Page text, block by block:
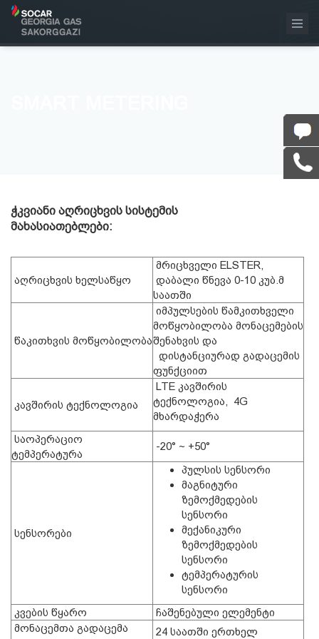
ჭკვიანი აღრიცხვის სისტემის
მახასიათებლები:
აღრიცხვის ხელსაწყო
მრიცხველი ELSTER,
დაბალი წნევა 0-10 კუბ.მ
საათში
წაკითხვის მოწყობილობა
იმპულსების წამკითხველი
მოწყობილობა მონაცემების
შენახვის და
დისტანციურად გადაცემის
ფუნქციით
კავშირის ტექნოლოგია
LTE კავშირის
ტექნოლოგია, 4G
მხარდაჭერა
საოპერაციო
ტემპერატურა
-20° ~ +50°
სენსორები
პულსის სენსორი
მაგნიტური
ზემოქმედების
სენსორი
მექანიკური
ზემოქმედების
სენსორი
ტემპერატურის
სენსორი
კვების წყარო
ჩაშენებული ელემენტი
მონაცემთა გადაცემა
24 საათში ერთხელ